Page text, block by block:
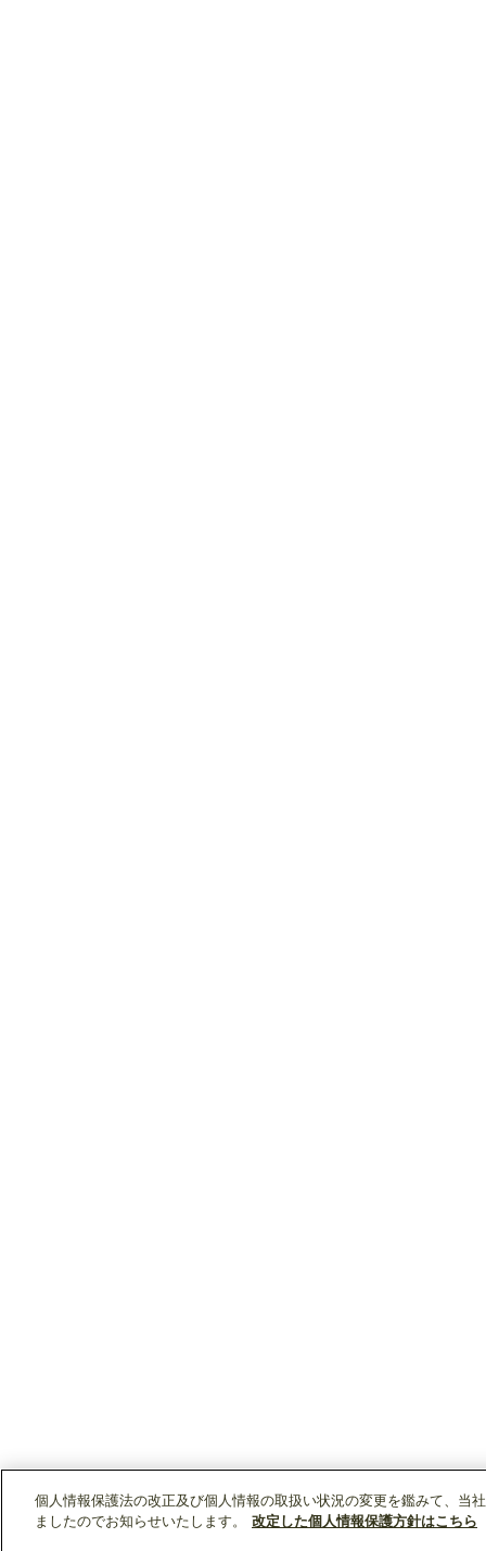
個人情報保護法の改正及び個人情報の取扱い状況の変更を鑑みて、当
ましたのでお知らせいたします。
改定した個人情報保護方針はこちら